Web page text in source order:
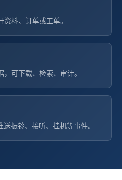
料、订单或工单。
可下载、检索、审计。
振铃、接听、挂机等事件。